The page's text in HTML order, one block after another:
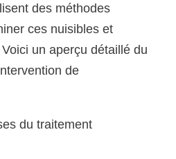
des méthodes
ces nuisibles et
un aperçu détaillé du
de
du traitement